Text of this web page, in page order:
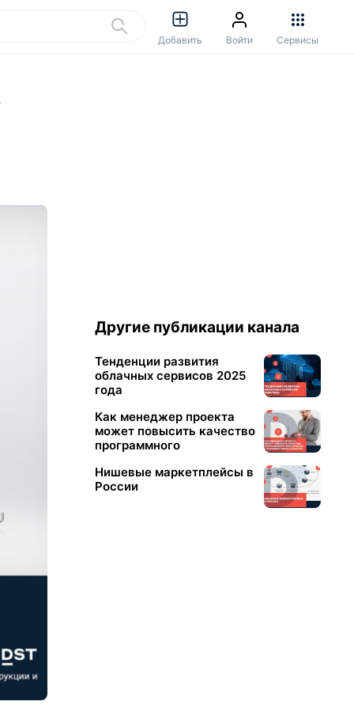
Добавить Войти Сервисы
Другие публикации канала
Тенденции развития
облачных сервисов 2025
года
Как менеджер проекта
может повысить качество
программного
гибких практик
Нишевые маркетплейсы в
России